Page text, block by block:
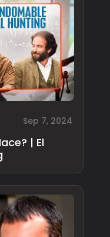
Sep 7, 2024
| El